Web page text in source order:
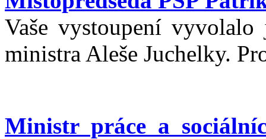
Vaše vystoupení
ministra Aleše Juchelky.
Ministr práce a